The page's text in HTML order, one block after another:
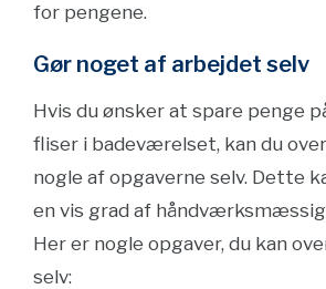
for pengene.
Gør noget af arbejdet selv
Hvis du ønsker at spare penge
fliser i badeværelset, kan du
nogle af opgaverne selv. Dette
en vis grad af
Her er nogle opgaver, du kan
selv: